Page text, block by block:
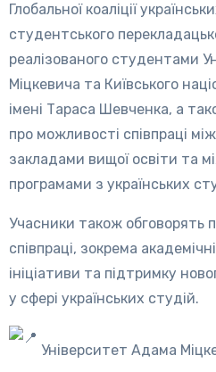
Глобальної коаліції
студентського
реалізованого студентами
Міцкевича та Київського
імені Тараса Шевченка, а
про можливості співпраці
закладами вищої освіти та
програмами з українських
Учасники також обговорять
співпраці, зокрема
ініціативи та підтримку
у сфері українських студій.
Університет Адама